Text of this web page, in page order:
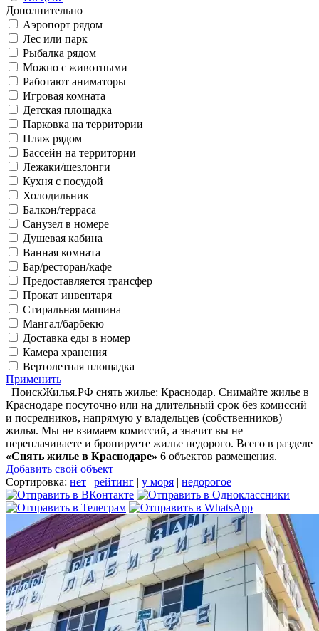
Дополнительно
Аэропорт рядом
Лес или парк
Рыбалка рядом
Можно с животными
Работают аниматоры
Игровая комната
Детская площадка
Парковка на территории
Пляж рядом
Бассейн на территории
Лежаки/шезлонги
Кухня с посудой
Холодильник
Балкон/терраса
Санузел в номере
Душевая кабина
Ванная комната
Бар/ресторан/кафе
Предоставляется трансфер
Прокат инвентаря
Стиральная машина
Мангал/барбекю
Доставка еды в номер
Камера хранения
Вертолетная площадка
Применить
ПоискЖилья.РФ снять жилье: Краснодар. Снимайте жилье в
Краснодаре посуточно или на длительный срок без комиссий
и посредников, напрямую у владельцев (собственников)
жилья. Мы не взимаем комиссий, а значит вы не
переплачиваете и бронируете жилье недорого. Всего в разделе
«Снять жилье в Краснодаре» 6 объектов размещения.
Добавить свой объект
Сортировка: нет | рейтинг | у моря | недорогое